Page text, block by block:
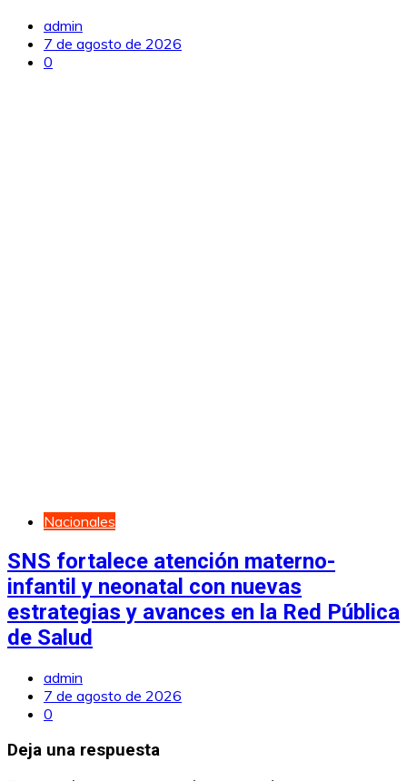
admin
7 de agosto de 2026
0
Nacionales
SNS fortalece atención materno-
infantil y neonatal con nuevas
estrategias y avances en la Red Pública
de Salud
admin
7 de agosto de 2026
0
Deja una respuesta